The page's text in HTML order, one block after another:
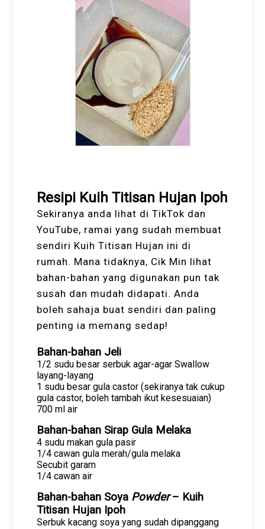
Resipi Kuih Titisan Hujan Ipoh
Sekiranya anda lihat di TikTok dan
YouTube, ramai yang sudah membuat
sendiri Kuih Titisan Hujan ini di
rumah. Mana tidaknya, Cik Min lihat
bahan-bahan yang digunakan pun tak
susah dan mudah didapati. Anda
boleh sahaja buat sendiri dan paling
penting ia memang sedap!
Bahan-bahan Jeli
1/2 sudu besar serbuk agar-agar Swallow
layang-layang
1 sudu besar gula castor (sekiranya tak cukup
gula castor, boleh tambah ikut kesesuaian)
700 ml air
Bahan-bahan Sirap Gula Melaka
4 sudu makan gula pasir
1/4 cawan gula merah/gula melaka
Secubit garam
1/4 cawan air
Bahan-bahan Soya Powder– Kuih
Titisan Hujan Ipoh
Serbuk kacang soya yang sudah dipanggang